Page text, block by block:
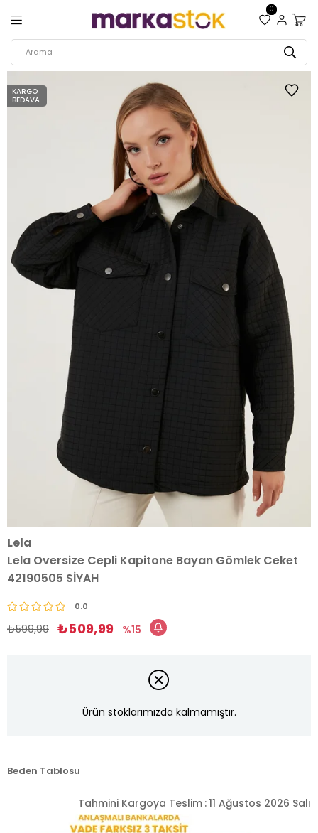
0
KARGO
BEDAVA
Lela
Lela Oversize Cepli Kapitone Bayan Gömlek Ceket
42190505 SİYAH
0.0
₺599,99 ₺509,99 15
Ürün stoklarımızda kalmamıştır.
Beden Tablosu
Tahmini Kargoya Teslim :11 Ağustos 2026 Salı